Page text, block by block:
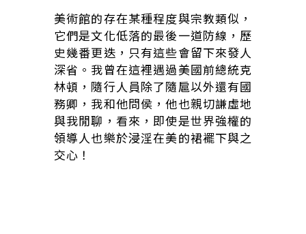
美術館的存在某種程度與宗教類似，
它們是文化低落的最後一道防線，歷
史幾番更迭，只有這些會留下來發人
深省。我曾在這裡遇過美國前總統克
林頓，隨行人員除了隨扈以外還有國
務卿，我和他問侯，他也親切謙虛地
與我閒聊，看來，即使是世界強權的
領導人也樂於浸淫在美的裙襬下與之
交心！